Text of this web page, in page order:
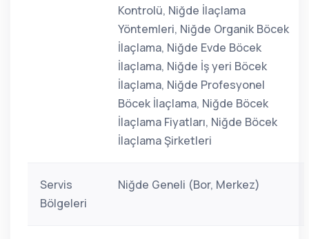
Kontrolü, Niğde İlaçlama
Yöntemleri, Niğde Organik Böcek
İlaçlama, Niğde Evde Böcek
İlaçlama, Niğde İş yeri Böcek
İlaçlama, Niğde Profesyonel
Böcek İlaçlama, Niğde Böcek
İlaçlama Fiyatları, Niğde Böcek
İlaçlama Şirketleri
Servis
Bölgeleri
Niğde Geneli (Bor, Merkez)